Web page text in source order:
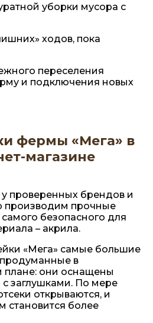
уборки мусора с
ходов, пока
переселения
и подключения новых
фермы «Мега» в
магазине
проверенных брендов и
производим прочные
безопасного для
– акрила.
«Мега» самые большие
в
плане: они оснащены
заглушками. По мере
открываются, и
становится более